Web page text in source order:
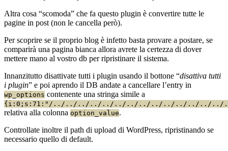
Altra cosa “scomoda” che fa questo plugin è convertire tutte le
pagine in post (non le cancella però).
Per scoprire se il proprio blog è infetto basta provare a postare, se
comparirà una pagina bianca allora avrete la certezza di dover
mettere mano al vostro db per ripristinare il sistema.
Innanzitutto disattivate tutti i plugin usando il bottone “disattiva tutti
i plugin” e poi aprendo il DB andate a cancellare l’entry in
wp_options contenente una stringa simile a
{i:0;s:71:"/../../../../../../../../../../../../../../../../
relativa alla colonna option_value.
Controllate inoltre il path di upload di WordPress, ripristinando se
necessario quello di default.